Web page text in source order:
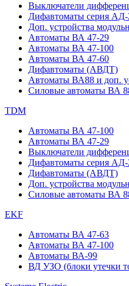
Выключатели
Дифавтоматы серия
Доп. устройства
Автоматы ВА 47-29
Автоматы ВА 47-100
Автоматы ВА 47-60
Дифавтоматы (АВДТ)
Автоматы ВА88 и доп.
Силовые автоматы ВА
TDM
Автоматы ВА 47-100
Автоматы ВА 47-29
Выключатели
Дифавтоматы серия
Дифавтоматы (АВДТ)
Доп. устройства
Силовые автоматы ВА
EKF
Автоматы ВА 47-63
Автоматы ВА 47-100
Автоматы ВА-99
ВД УЗО (блоки утечки